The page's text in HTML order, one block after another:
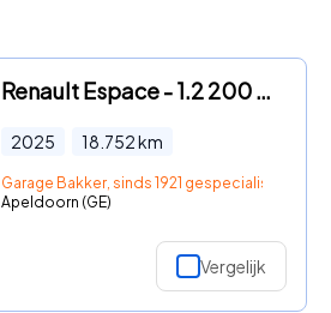
Renault Espace - 1.2 200 HEV Full Hybrid Techno 7pers.
2025 18.752km
Garage Bakker, sinds 1921 gespecialiseerd in
Apeldoorn (GE)
Vergelijk